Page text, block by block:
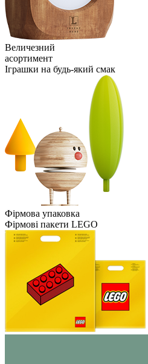
Величезний
асортимент
Іграшки на будь-який смак
Фірмова упаковка
Фірмові пакети LEGO